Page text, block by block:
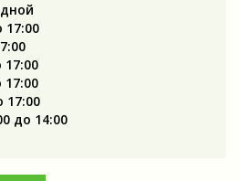
17:00
17:00
17:00
17:00
до 14:00